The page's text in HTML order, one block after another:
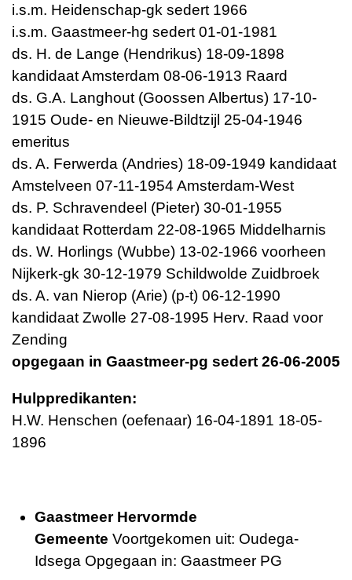
i.s.m. Heidenschap-gk sedert 1966
i.s.m. Gaastmeer-hg sedert 01-01-1981
ds. H. de Lange (Hendrikus) 18-09-1898
kandidaat Amsterdam 08-06-1913 Raard
ds. G.A. Langhout (Goossen Albertus) 17-10-
1915 Oude- en Nieuwe-Bildtzijl 25-04-1946
emeritus
ds. A. Ferwerda (Andries) 18-09-1949 kandidaat
Amstelveen 07-11-1954 Amsterdam-West
ds. P. Schravendeel (Pieter) 30-01-1955
kandidaat Rotterdam 22-08-1965 Middelharnis
ds. W. Horlings (Wubbe) 13-02-1966 voorheen
Nijkerk-gk 30-12-1979 Schildwolde Zuidbroek
ds. A. van Nierop (Arie) (p-t) 06-12-1990
kandidaat Zwolle 27-08-1995 Herv. Raad voor
Zending
opgegaan in Gaastmeer-pg sedert 26-06-2005
Hulppredikanten:
H.W. Henschen (oefenaar) 16-04-1891 18-05-
1896
Gaastmeer Hervormde
Gemeente Voortgekomen uit: Oudega-
Idsega Opgegaan in: Gaastmeer PG